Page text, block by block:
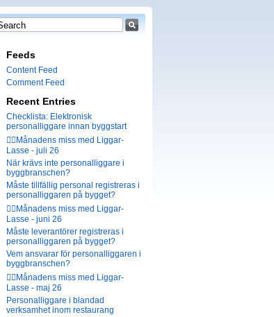
Feeds
Content Feed
Comment Feed
Recent Entries
Checklista: Elektronisk
personalliggare innan byggstart
🤦‍♂️Månadens miss med Liggar-
Lasse - juli 26
När krävs inte personalliggare i
byggbranschen?
Måste tillfällig personal registreras i
personalliggaren på bygget?
🤦‍♂️Månadens miss med Liggar-
Lasse - juni 26
Måste leverantörer registreras i
personalliggaren på bygget?
Vem ansvarar för personalliggaren i
byggbranschen?
🤦‍♂️Månadens miss med Liggar-
Lasse - maj 26
Personalliggare i blandad
verksamhet inom restaurang